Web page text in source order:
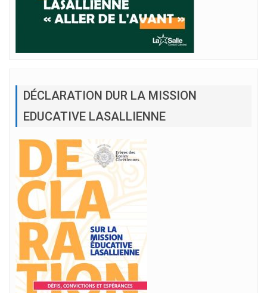
DÉCLARATION DUR LA MISSION
EDUCATIVE LASALLIENNE